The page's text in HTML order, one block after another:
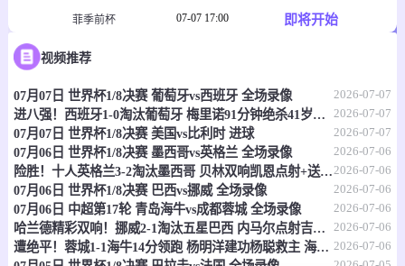
菲季前杯 07-07 17:00 即将开始
塔玛劳斯
情报
澳首超 07-07 17:30 即将开始
莫纳洛黑豹 0 - 0 昆比亚城市
情报
视频推荐
07月07日 世界杯1/8决赛 葡萄牙vs西班牙 全场录像 2026-07-07
进八强！西班牙1-0淘汰葡萄牙 梅里诺91分钟绝杀41岁C罗最后一舞 2026-07-07
07月07日 世界杯1/8决赛 美国vs比利时 进球 2026-07-07
07月06日 世界杯1/8决赛 墨西哥vs英格兰 全场录像 2026-07-06
险胜！十人英格兰3-2淘汰墨西哥 贝林双响凯恩点射+送点宽萨直红 2026-07-06
07月06日 世界杯1/8决赛 巴西vs挪威 全场录像 2026-07-06
07月06日 中超第17轮 青岛海牛vs成都蓉城 全场录像 2026-07-06
哈兰德精彩双响！挪威2-1淘汰五星巴西 内马尔点射吉马良斯失点 2026-07-06
遭绝平！蓉城1-1海牛14分领跑 杨明洋建功杨聪救主 海牛仍倒数第3 2026-07-06